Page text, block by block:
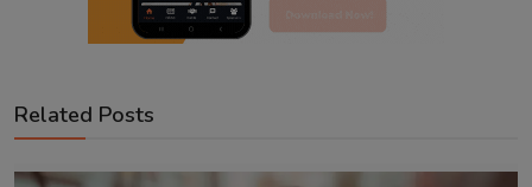
Related Posts